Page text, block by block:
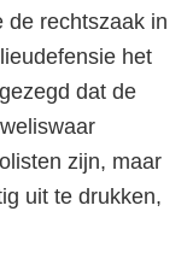
de rechtszaak in
het
dat de
zijn, maar
uit te drukken,